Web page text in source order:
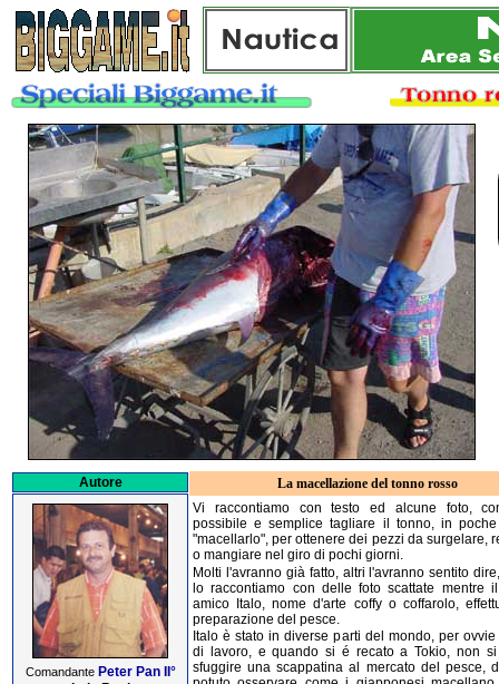
Autore
Comandante Peter Pan II°
La macellazione del tonno rosso
Vi raccontiamo con testo ed alcune foto,
possibile e semplice tagliare il tonno, in
"macellarlo", per ottenere dei pezzi da surgelare,
o mangiare nel giro di pochi giorni.
Molti l'avranno già fatto, altri l'avranno sentito
lo raccontiamo con delle foto scattate mentre
amico Italo, nome d'arte coffy o coffarolo,
preparazione del pesce.
Italo è stato in diverse parti del mondo, per
di lavoro, e quando si é recato a Tokio, non
sfuggire una scappatina al mercato del pesce,